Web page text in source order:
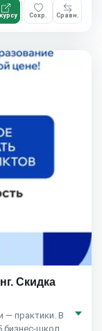
Сохр. Сравн.
Скидка
— практики. В
бизнес-школ.